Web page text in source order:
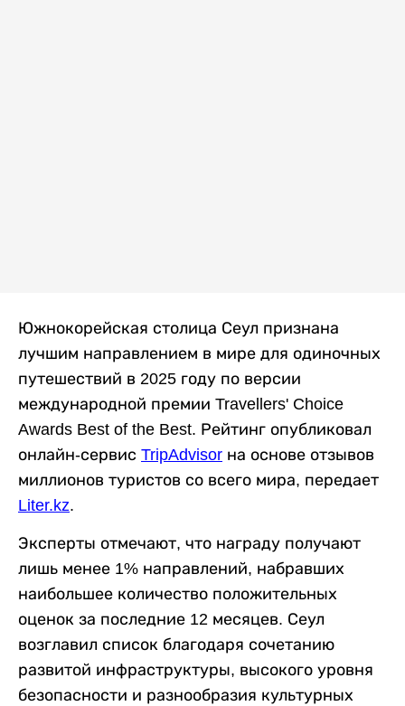
Южнокорейская столица Сеул признана
лучшим направлением в мире для одиночных
путешествий в 2025 году по версии
международной премии Travellers' Choice
Awards Best of the Best. Рейтинг опубликовал
онлайн-сервис TripAdvisor на основе отзывов
миллионов туристов со всего мира, передает
Liter.kz.
Эксперты отмечают, что награду получают
лишь менее 1% направлений, набравших
наибольшее количество положительных
оценок за последние 12 месяцев. Сеул
возглавил список благодаря сочетанию
развитой инфраструктуры, высокого уровня
безопасности и разнообразия культурных